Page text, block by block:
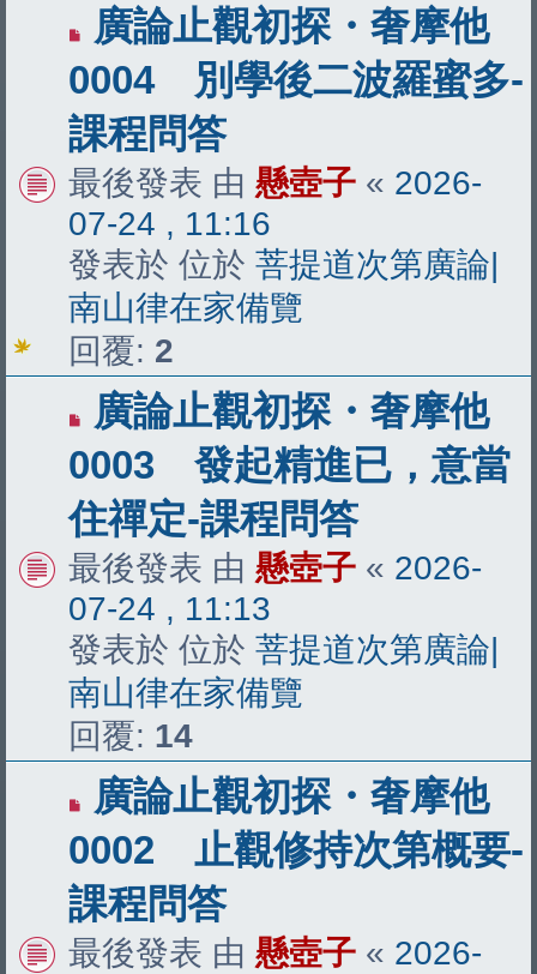
有
新
文
章
廣論止觀初探・奢摩他
0004 別學後二波羅蜜多-
課程問答
最後發表 由 懸壺子 « 2026-
07-24 , 11:16
發表於 位於 菩提道次第廣論|
南山律在家備覽
回覆: 2
有
新
文
章
廣論止觀初探・奢摩他
0003 發起精進已，意當
住禪定-課程問答
最後發表 由 懸壺子 « 2026-
07-24 , 11:13
發表於 位於 菩提道次第廣論|
南山律在家備覽
回覆: 14
有
新
文
章
廣論止觀初探・奢摩他
0002 止觀修持次第概要-
課程問答
最後發表 由 懸壺子 « 2026-